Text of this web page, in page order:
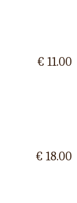
€ 11.00
€ 18.00